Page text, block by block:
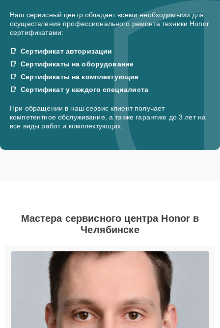
Наш сервисный центр обладает всеми необходимыми для
осуществления профессионального ремонта техники Honor
сертификатами:
Сертификат авторизации
Сертификаты на оборудование
Сертификаты на комплектующие
Сертификат у каждого специалиста
При обращении в наш сервис клиент получает
компетентное обслуживание, а также гарантию до 3 лет на
все виды работ и комплектующих.
Мастера сервисного центра Honor в
Челябинске